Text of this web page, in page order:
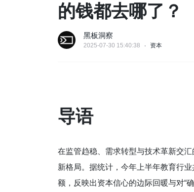
的钱都去哪了？
黑板洞察
2025-07-30 15:40:38 资本
导语
在监管趋稳、需求转型与技术革新交
新格局。据统计，今年上半年教育行
额，反映出资本信心的边际回暖与对“